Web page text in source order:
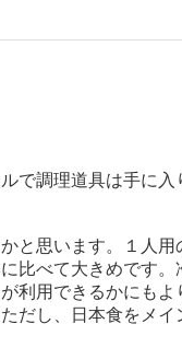
で調理道具は手に入
と思います。１人
比べて大きめです
利用できるかにもよ
だし、日本食をメ